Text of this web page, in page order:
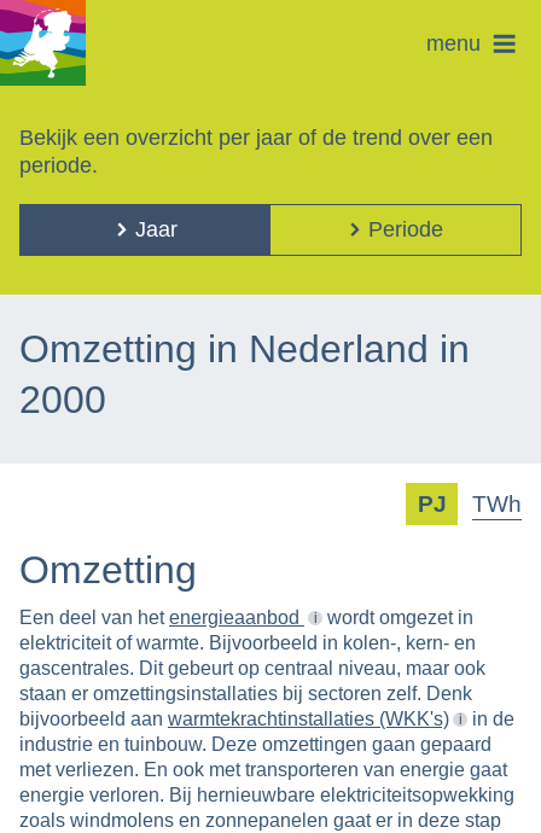
menu
Bekijk een overzicht per jaar of de trend over een
periode.
Jaar Periode
Omzetting in Nederland in
2000
PJ TWh
Omzetting
Een deel van hetenergieaanbod
wordt omgezet in
elektriciteit of warmte. Bijvoorbeeld in kolen-, kern- en
gascentrales. Dit gebeurt op centraal niveau, maar ook
staan er omzettingsinstallaties bij sectoren zelf. Denk
bijvoorbeeld aan warmtekrachtinstallaties (WKK's)
in de
industrie en tuinbouw. Deze omzettingen gaan gepaard
met verliezen. En ook met transporteren van energie gaat
energie verloren. Bij hernieuwbare elektriciteitsopwekking
zoals windmolens en zonnepanelen gaat er in deze stap